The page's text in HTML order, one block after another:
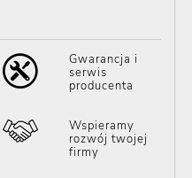
Gwarancja i
serwis
producenta
Wspieramy
rozwój twojej
firmy